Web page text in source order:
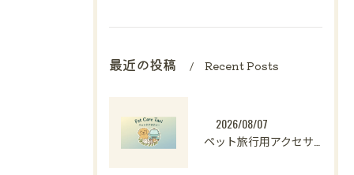
最近の投稿 Recent Posts
2026/08/07